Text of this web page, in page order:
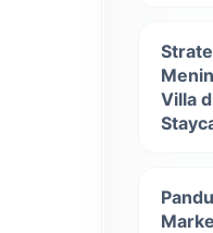
Villa